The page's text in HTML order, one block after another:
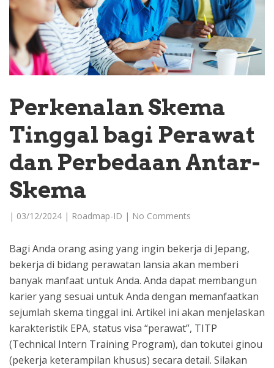
Perkenalan Skema
Tinggal bagi Perawat
dan Perbedaan Antar-
Skema
| 03/12/2024 | Roadmap-ID | No Comments
Bagi Anda orang asing yang ingin bekerja di Jepang,
bekerja di bidang perawatan lansia akan memberi
banyak manfaat untuk Anda. Anda dapat membangun
karier yang sesuai untuk Anda dengan memanfaatkan
sejumlah skema tinggal ini. Artikel ini akan menjelaskan
karakteristik EPA, status visa “perawat”, TITP
(Technical Intern Training Program), dan tokutei ginou
(pekerja keterampilan khusus) secara detail. Silakan